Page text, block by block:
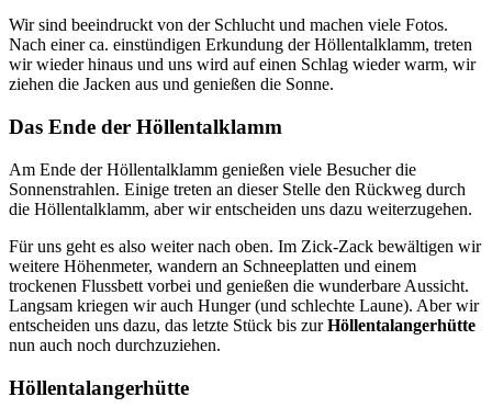
Wir sind beeindruckt von der Schlucht und machen viele Fotos.
Nach einer ca. einstündigen Erkundung der Höllentalklamm, treten
wir wieder hinaus und uns wird auf einen Schlag wieder warm, wir
ziehen die Jacken aus und genießen die Sonne.
Das Ende der Höllentalklamm
Am Ende der Höllentalklamm genießen viele Besucher die
Sonnenstrahlen. Einige treten an dieser Stelle den Rückweg durch
die Höllentalklamm, aber wir entscheiden uns dazu weiterzugehen.
Für uns geht es also weiter nach oben. Im Zick-Zack bewältigen wir
weitere Höhenmeter, wandern an Schneeplatten und einem
trockenen Flussbett vorbei und genießen die wunderbare Aussicht.
Langsam kriegen wir auch Hunger (und schlechte Laune). Aber wir
entscheiden uns dazu, das letzte Stück bis zurHöllentalangerhütte
nun auch noch durchzuziehen.
Höllentalangerhütte